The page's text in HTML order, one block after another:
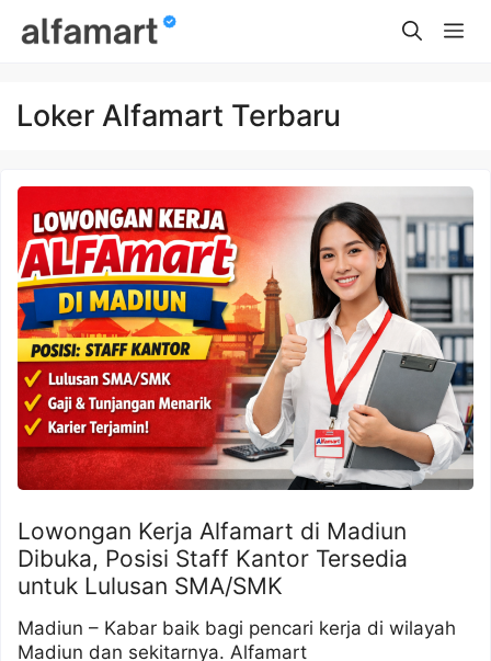
Loker Alfamart Terbaru
Lowongan Kerja Alfamart di Madiun
Dibuka, Posisi Staff Kantor Tersedia
untuk Lulusan SMA/SMK
Madiun – Kabar baik bagi pencari kerja di wilayah
Madiun dan sekitarnya. Alfamart